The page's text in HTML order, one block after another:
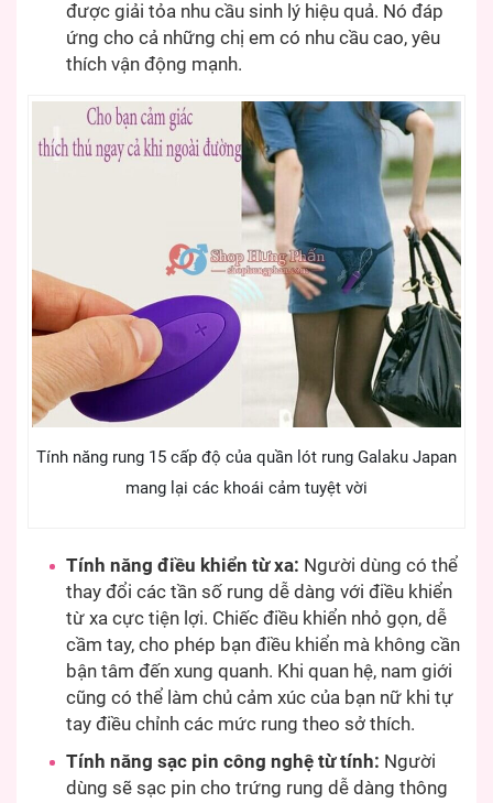
được giải tỏa nhu cầu sinh lý hiệu quả. Nó đáp
ứng cho cả những chị em có nhu cầu cao, yêu
thích vận động mạnh.
Tính năng rung 15 cấp độ của quần lót rung Galaku Japan
mang lại các khoái cảm tuyệt vời
Tính năng điều khiển từ xa: Người dùng có thể
thay đổi các tần số rung dễ dàng với điều khiển
từ xa cực tiện lợi. Chiếc điều khiển nhỏ gọn, dễ
cầm tay, cho phép bạn điều khiển mà không cần
bận tâm đến xung quanh. Khi quan hệ, nam giới
cũng có thể làm chủ cảm xúc của bạn nữ khi tự
tay điều chỉnh các mức rung theo sở thích.
Tính năng sạc pin công nghệ từ tính: Người
dùng sẽ sạc pin cho trứng rung dễ dàng thông